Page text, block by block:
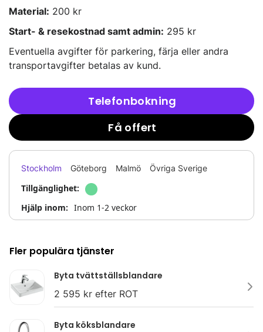
Material: 200 kr
Start- & resekostnad samt admin: 295 kr
Eventuella avgifter för parkering, färja eller andra
transportavgifter betalas av kund.
Telefonbokning
Få offert
Stockholm Göteborg Malmö Övriga Sverige
Tillgänglighet:
Hjälp inom: Inom 1-2 veckor
Fler populära tjänster
Byta tvättställsblandare
2 595 kr efter ROT
Byta köksblandare